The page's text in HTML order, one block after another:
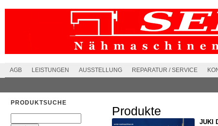
AGB LEISTUNGEN AUSSTELLUNG REPARATUR / SERVICE
PRODUKTSUCHE
Produkte
JUKI